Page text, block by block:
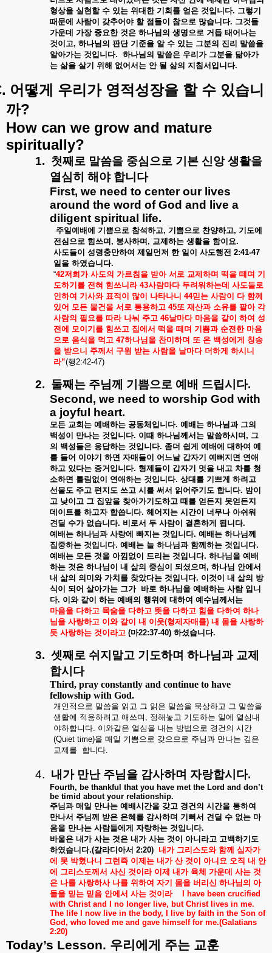
형상을 실현할 수 있는 위대한 기회를 얻은 것입니다. 그렇기
때문에 사람이 갖추어야 할 점들이 참으로 많습니다. 그것들
가운데 가장 중요한 것은 하나님의 생명으로 거듭 태어나는
것이고, 하나님의 판단 기준을 알 수 있는 그분의 진리 말씀을
알아가는 것입니다. 하나님의 말씀은 우리가 그분을 닮아가
는 삶을 살기 위해 없어서는 안 될 삶의 지침서입니다.
어떻게 우리가 영적성장을 할 수 있습니
까?
How can we grow and mature
spiritually?
1. 첫째로 말씀을 중심으로 기본 신앙 생활을
열심히 해야 합니다
First, we need to center our lives
around the word of God and live a
diligent spiritual life.
주일예배에 기쁨으로 참석하고, 기쁨으로 찬양하고, 기도에
전심으로 힘쓰며 , 봉사하며 , 교제하는 생활을 함이요.
사도들이 성령충만하여 제일먼저 한 일이 사도행전 2:41-47
일을 하였습니다.
“42저희가 사도의 가르침을 받아 서로 교제하며 떡을 떼며 기
도하기를 전혀 힘쓰니라43사람마다 두려워하는데 사도들로
인하여 기사와 표적이 많이 나타나니 44믿는 사람이 다 함께
있어 모든 물건을 서로 통용하고 45또 재산과 소유를 팔아 각
사람의 필요를 따라 나눠 주고 46날마다 마음을 같이 하여 성
전에 모이기를 힘쓰고 집에서 떡을 떼며 기쁨과 순전한 마음
으로 음식을 먹고 47하나님을 찬미하며 또 온 백성에게 칭송
을 받으니 주께서 구원 받는 사람을 날마다 더하게 하시니
라”(행2:42-47)
2. 둘째는 주님께 기쁨으로 예배 드립시다.
Second, we need to worship God with
a joyful heart.
모든 교회는 예배하는 공동체입니다. 예배는 하나님과 그의
백성이
만나는 것입니다. 이때 하나님께서는 말씀하시며 , 그
의 백성들은 응답하는 것입니다. 좀더 쉽게 예배에 대하여 예
를 들어 이야기 하면 자매들이 어느날 갑자기 예뻐지면 연애
하고 있다는 증거입니다. 형제들이 갑자기 멋을 내고 차를 청
소하면 틀림없이 연애하는 것입니다. 상대를 기쁘게 하려고
선물도 주고 편지도 쓰고 시를 써서 읽어주기도 합니다. 밤이
고 낮이고 그 집앞을 찾아가기도하고 때를 얻든지 못얻든지
데이트를 하고자 합씁니다. 헤어지는 시간이 너무나 아쉬워
견딜 수가 없습니다. 비로서 두 사람이 결혼하게 됩니다.
예배는 하나님과 사랑에 빠지는 것입니다. 예배는 하나님께
집중하는 것입니다. 예배는 늘 하나님과 함께하는 것입니다.
예배는 모든 것을 아낌없이 드리는 것입니다. 하나님을 예배
하는 것은 하나님이 내 삶의 중심이 되셨으며 , 하나님 안에서
내 삶의 의미와 가치를 찾았다는 것입니다. 이것이 내 삶의 방
식이
되어 살아가는 그가 바로 하나님을 예배하는 사람 입니
다. 이와 같이 하는 예배의 행위에 대하여 예수님께서는
마음을 다하고 목숨을 다하고 뜻을 다하고 힘을 다하여 하나
님을 사랑하고 이와 같이 내 이웃(형제자매를) 내 몸을 사랑하
듯 사랑하는 것이라고 (마22:37-40) 하셨습니다.
3. 셋째로 쉬지말고 기도하며 하나님과 교제
합시다
Third, pray constantly and continue to have
fellowship with God.
개인적으로 말씀을 읽고 그 읽은 말씀을 묵상하고 그 말씀을
생활에 적용하려고 애쓰며 , 정해놓고 기도하는 일에 열심내
야하합니다. 이와같은 열심을 내는 방법으로 경건의 시간
(Quiet time)을 매일 기쁨으로 갖으므로 주님과 만나는 깊은
교제를
합니다.
4. 내가 만난 주님을 감사하며 자랑합시다.
Fourth, be thankful that you have met the Lord and don’t
be timid about your relationship.
주님과 매일 만나는 예배시간을 갖고 경건의 시간을 통하여
만나서 주님께 받은 은혜를 감사하며 기뻐서 견딜 수 없는 마
음을 만나는 사람들에게 자랑하는 것입니다.
바울은 내가 사는 것은 내가 사는 것이 아니라고 고백하기도
하였습니다.(갈라디아서 2:20) 내가 그리스도와 함께 십자가
에 못 박혔나니 그런즉 이제는 내가 산 것이 아니요 오직 내 안
에 그리스도께서 사신 것이라 이제 내가 육체 가운데 사는 것
은 나를 사랑하사 나를 위하여 자기 몸을 버리신 하나님의 아
들을 믿는 믿음 안에서 사는 것이라
I have been crucified
with Christ and I no longer live, but Christ lives in me.
The life I now live in the body, I live by faith in the Son of
God, who loved me and gave himself for me.(Galatians
2:20)
Today’s Lesson. 우리에게 주는 교훈